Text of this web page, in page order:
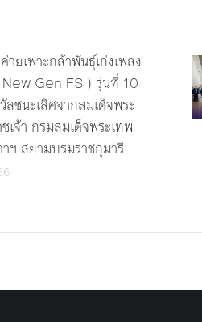
ายเพาะกล้าพันธุ์เก่งเพลง
Gen FS ) รุ่นที่ 10
ลชนะเลิศจากสมเด็จพระ
เจ้า กรมสมเด็จพระเทพ
ฯ สยามบรมราชกุมารี